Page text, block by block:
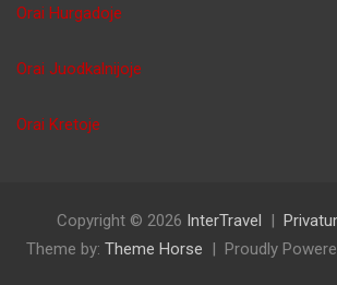
Orai Hurgadoje
Orai Juodkalnijoje
Orai Kretoje
Copyright © 2026 InterTravel
Theme by: Theme Horse Proudly